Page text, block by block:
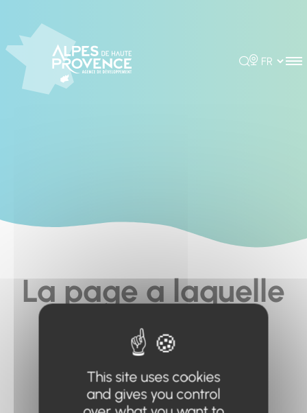
Rechercher
Choisir la
La page a laquelle
vous cherchez à
accéder n'existe
pas... ou plus.
This site uses cookies
and gives you control